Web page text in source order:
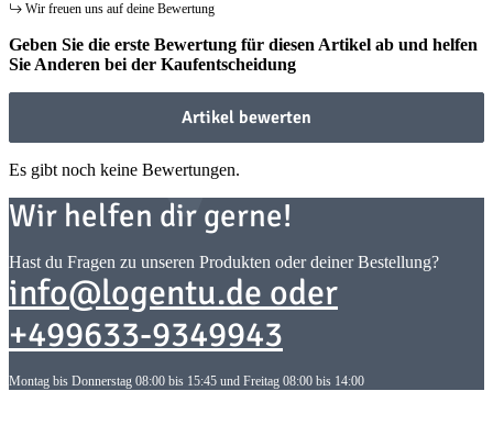
Wir freuen uns auf deine Bewertung
Geben Sie die erste Bewertung für diesen Artikel ab und helfen
Sie Anderen bei der Kaufentscheidung
Artikel bewerten
Es gibt noch keine Bewertungen.
Wir helfen dir gerne!
Hast du Fragen zu unseren Produkten oder deiner Bestellung?
info@logentu.de oder
+499633-9349943
Montag bis Donnerstag 08:00 bis 15:45 und Freitag 08:00 bis 14:00